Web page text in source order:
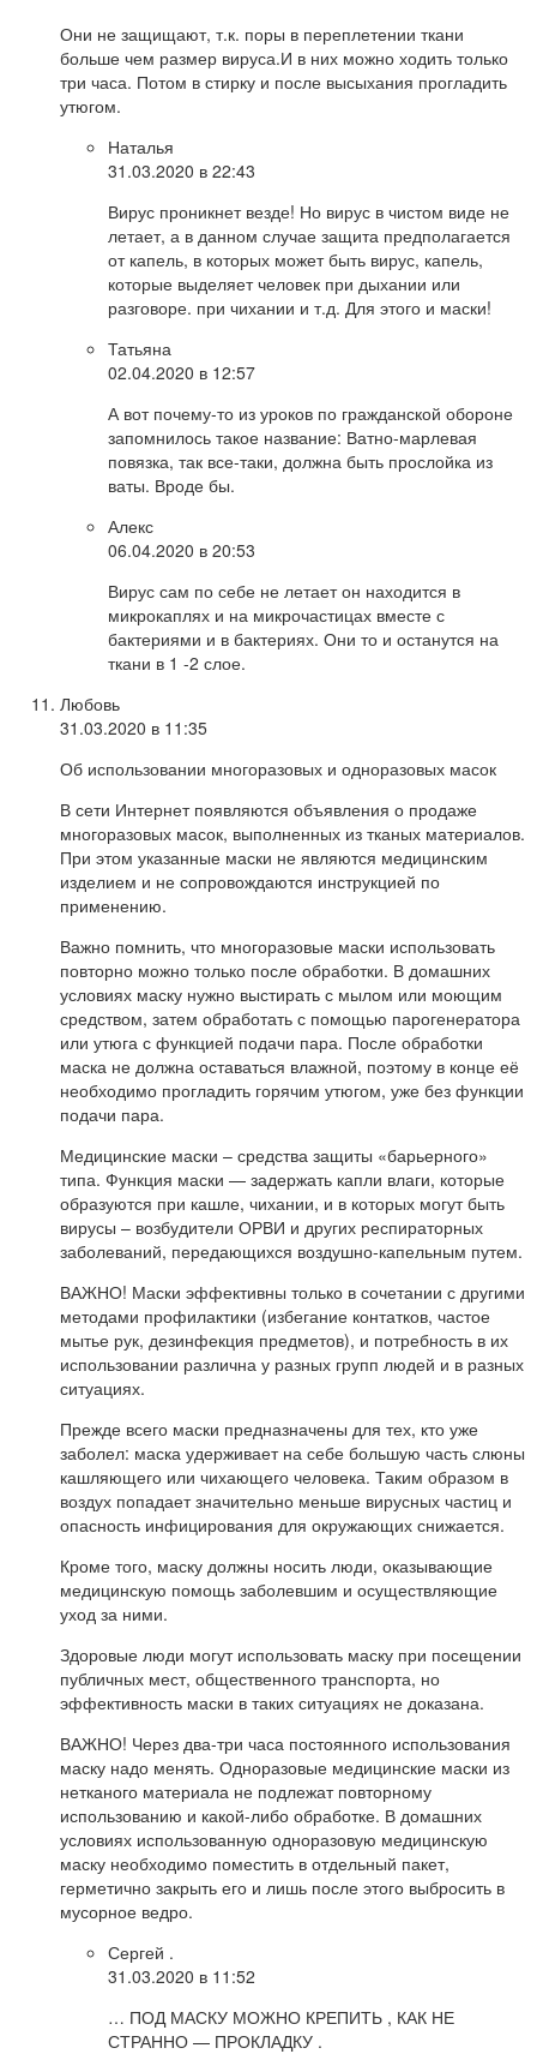
Они не защищают, т.к. поры в переплетении ткани
больше чем размер вируса.И в них можно ходить только
три часа. Потом в стирку и после высыхания прогладить
утюгом.
Наталья
31.03.2020 в 22:43
Вирус проникнет везде! Но вирус в чистом виде не
летает, а в данном случае защита предполагается
от капель, в которых может быть вирус, капель,
которые выделяет человек при дыхании или
разговоре. при чихании и т.д. Для этого и маски!
Татьяна
02.04.2020 в 12:57
А вот почему-то из уроков по гражданской обороне
запомнилось такое название: Ватно-марлевая
повязка, так все-таки, должна быть прослойка из
ваты. Вроде бы.
Алекс
06.04.2020 в 20:53
Вирус сам по себе не летает он находится в
микрокаплях и на микрочастицах вместе с
бактериями и в бактериях. Они то и останутся на
ткани в 1 -2 слое.
Любовь
31.03.2020 в 11:35
Об использовании многоразовых и одноразовых масок
В сети Интернет появляются объявления о продаже
многоразовых масок, выполненных из тканых материалов.
При этом указанные маски не являются медицинским
изделием и не сопровождаются инструкцией по
применению.
Важно помнить, что многоразовые маски использовать
повторно можно только после обработки. В домашних
условиях маску нужно выстирать с мылом или моющим
средством, затем обработать с помощью парогенератора
или утюга с функцией подачи пара. После обработки
маска не должна оставаться влажной, поэтому в конце её
необходимо прогладить горячим утюгом, уже без функции
подачи пара.
Медицинские маски – средства защиты «барьерного»
типа. Функция маски — задержать капли влаги, которые
образуются при кашле, чихании, и в которых могут быть
вирусы – возбудители ОРВИ и других респираторных
заболеваний, передающихся воздушно-капельным путем.
ВАЖНО! Маски эффективны только в сочетании с другими
методами профилактики (избегание контатков, частое
мытье рук, дезинфекция предметов), и потребность в их
использовании различна у разных групп людей и в разных
ситуациях.
Прежде всего маски предназначены для тех, кто уже
заболел: маска удерживает на себе большую часть слюны
кашляющего или чихающего человека. Таким образом в
воздух попадает значительно меньше вирусных частиц и
опасность инфицирования для окружающих снижается.
Кроме того, маску должны носить люди, оказывающие
медицинскую помощь заболевшим и осуществляющие
уход за ними.
Здоровые люди могут использовать маску при посещении
публичных мест, общественного транспорта, но
эффективность маски в таких ситуациях не доказана.
ВАЖНО! Через два-три часа постоянного использования
маску надо менять. Одноразовые медицинские маски из
нетканого материала не подлежат повторному
использованию и какой-либо обработке. В домашних
условиях использованную одноразовую медицинскую
маску необходимо поместить в отдельный пакет,
герметично закрыть его и лишь после этого выбросить в
мусорное ведро.
Сергей .
31.03.2020 в 11:52
… ПОД МАСКУ МОЖНО КРЕПИТЬ , КАК НЕ
СТРАННО — ПРОКЛАДКУ .